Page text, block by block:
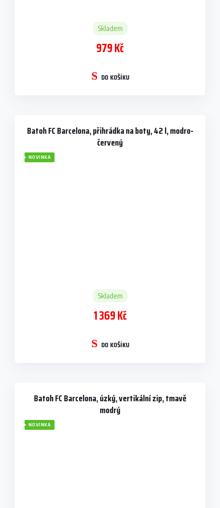
Skladem
979 Kč
DO KOŠÍKU
Batoh FC Barcelona, přihrádka na boty, 42 l, modro-
červený
NOVINKA
Skladem
1 369 Kč
DO KOŠÍKU
Batoh FC Barcelona, úzký, vertikální zip, tmavě
modrý
NOVINKA